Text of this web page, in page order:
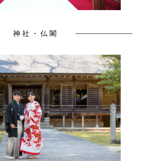
神社・仏閣